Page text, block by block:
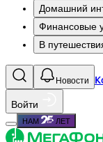
Домашний
Финансовые
В
Новости
Войти
НАМ ЛЕТ